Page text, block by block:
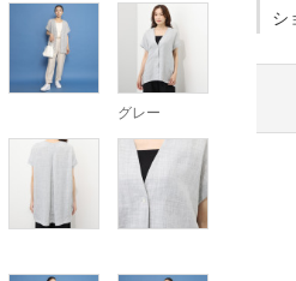
グレー
シ